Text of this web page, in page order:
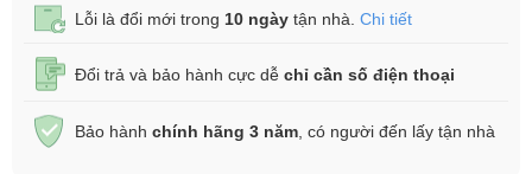
Lỗi là đổi mới trong 10 ngày tận nhà. Chi tiết
Đổi trả và bảo hành cực dễ chỉ cần số điện thoại
Bảo hành chính hãng 3 năm , có người đến lấy tận nhà